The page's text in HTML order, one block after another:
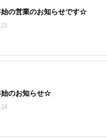
始の営業のお知らせです☆
始のお知らせ☆